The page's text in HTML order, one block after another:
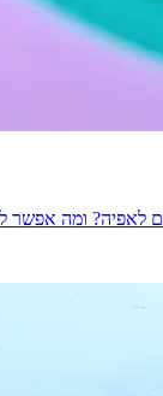
ומה אפשר